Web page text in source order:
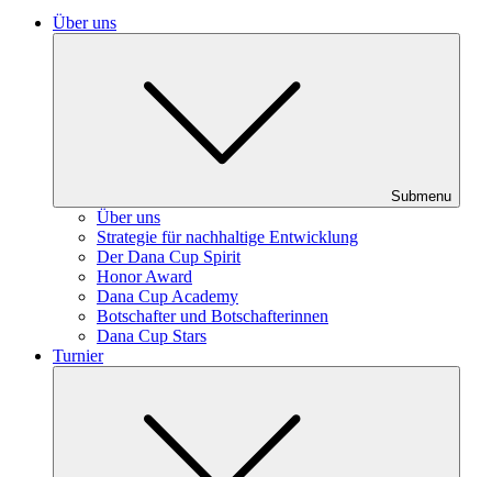
Über uns
Submenu
Über uns
Strategie für nachhaltige Entwicklung
Der Dana Cup Spirit
Honor Award
Dana Cup Academy
Botschafter und Botschafterinnen
Dana Cup Stars
Turnier